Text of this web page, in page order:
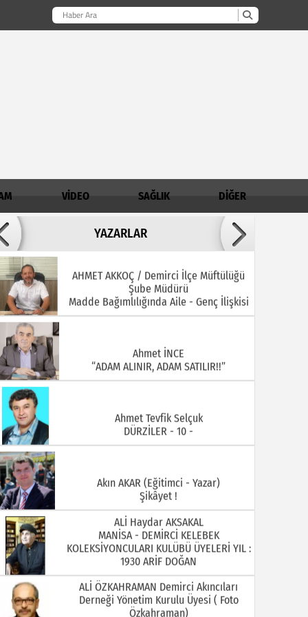
VİDEO SAĞLIK DİĞER
YAZARLAR
İNŞALLAH MUHSİNLERDEN OLURUZ!
AHMET AKKOÇ / Demirci İlçe Müftülüğü
Şube Müdürü
Madde Bağımlılığında Aile - Genç İlişkisi
Ahmet İNCE
“ADAM ALINIR, ADAM SATILIR!!”
Ahmet Tevfik Selçuk
DÜRZİLER - 10 -
Akın AKAR (Eğitimci - Yazar)
Şikâyet !
ALİ Haydar AKSAKAL
MANİSA - DEMİRCİ KELEBEK
KOLEKSİYONCULARI KULÜBÜ ÜYELERİ YIL :
1930 ARİF DOĞAN
ALİ ÖZKAHRAMAN Demirci Akıncıları
Derneği Yönetim Kurulu Üyesi ( Foto
Özkahraman)